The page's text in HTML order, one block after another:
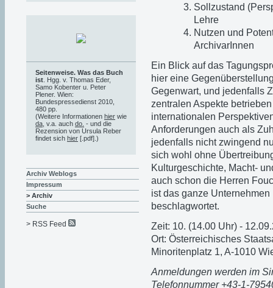
Sollzustand
Lehre
Nutzen und
ArchivarInnen
Ein Blick auf das
hier eine
Gegenwart, und jedenfalls
zentralen Aspekte
internationalen
Anforderungen auch als
jedenfalls nicht zwingend
sich wohl ohne
Kulturgeschichte, Macht-
auch schon die Herren
ist das ganze
beschlagwortet.
Zeit: 10. (14.00 Uhr) -
Ort: Österreichisches
Minoritenplatz 1, A-1010
Anmeldungen werden im
Telefonnummer +43-1-
Seitenweise. Was das Buch
ist . Hgg. v. Thomas Eder,
Samo Kobenter u. Peter
Plener. Wien:
Bundespressedienst 2010,
480 pp.
(Weitere Informationen hier wie
da , v.a. auch do. - und die
Rezension von Ursula Reber
findet sich hier [.pdf].)
Archiv Weblogs
Impressum
> Archiv
Suche
> RSS Feed